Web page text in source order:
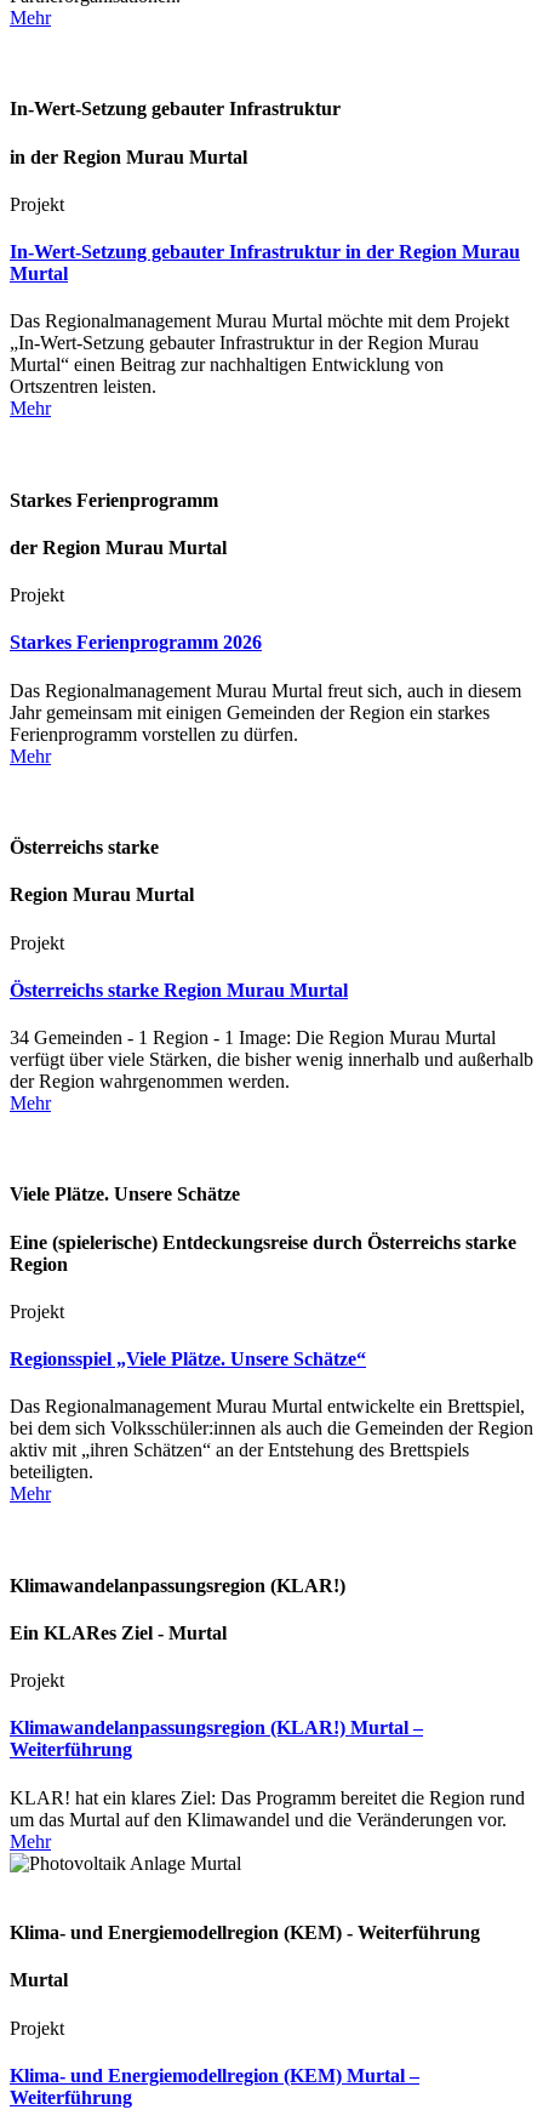
Mehr
In-Wert-Setzung gebauter Infrastruktur
in der Region Murau Murtal
Projekt
In-Wert-Setzung gebauter Infrastruktur in der Region Murau
Murtal
Das Regionalmanagement Murau Murtal möchte mit dem Projekt
„In-Wert-Setzung gebauter Infrastruktur in der Region Murau
Murtal“ einen Beitrag zur nachhaltigen Entwicklung von
Ortszentren leisten.
Mehr
Starkes Ferienprogramm
der Region Murau Murtal
Projekt
Starkes Ferienprogramm 2026
Das Regionalmanagement Murau Murtal freut sich, auch in diesem
Jahr gemeinsam mit einigen Gemeinden der Region ein starkes
Ferienprogramm vorstellen zu dürfen.
Mehr
Österreichs starke
Region Murau Murtal
Projekt
Österreichs starke Region Murau Murtal
34 Gemeinden - 1 Region - 1 Image: Die Region Murau Murtal
verfügt über viele Stärken, die bisher wenig innerhalb und außerhalb
der Region wahrgenommen werden.
Mehr
Viele Plätze. Unsere Schätze
Eine (spielerische) Entdeckungsreise durch Österreichs starke
Region
Projekt
Regionsspiel „Viele Plätze. Unsere Schätze“
Das Regionalmanagement Murau Murtal entwickelte ein Brettspiel,
bei dem sich Volksschüler:innen als auch die Gemeinden der Region
aktiv mit „ihren Schätzen“ an der Entstehung des Brettspiels
beteiligten.
Mehr
Klimawandelanpassungsregion (KLAR!)
Ein KLARes Ziel - Murtal
Projekt
Klimawandelanpassungsregion (KLAR!) Murtal –
Weiterführung
KLAR! hat ein klares Ziel: Das Programm bereitet die Region rund
um das Murtal auf den Klimawandel und die Veränderungen vor.
Mehr
Klima- und Energiemodellregion (KEM) - Weiterführung
Murtal
Projekt
Klima- und Energiemodellregion (KEM) Murtal –
Weiterführung